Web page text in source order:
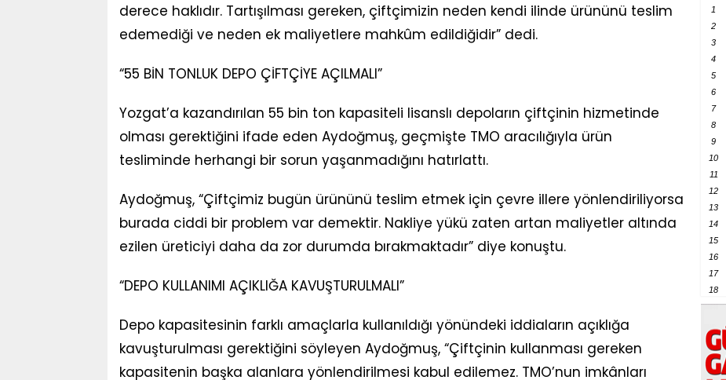
derece haklıdır. Tartışılması gereken, çiftçimizin neden kendi ilinde ürününü teslim
edemediği ve neden ek maliyetlere mahkûm edildiğidir” dedi.
“55 BİN TONLUK DEPO ÇİFTÇİYE AÇILMALI”
Yozgat’a kazandırılan 55 bin ton kapasiteli lisanslı depoların çiftçinin hizmetinde
olması gerektiğini ifade eden Aydoğmuş, geçmişte TMO aracılığıyla ürün
tesliminde herhangi bir sorun yaşanmadığını hatırlattı.
Aydoğmuş, “Çiftçimiz bugün ürününü teslim etmek için çevre illere yönlendiriliyorsa
burada ciddi bir problem var demektir. Nakliye yükü zaten artan maliyetler altında
ezilen üreticiyi daha da zor durumda bırakmaktadır” diye konuştu.
“DEPO KULLANIMI AÇIKLIĞA KAVUŞTURULMALI”
Depo kapasitesinin farklı amaçlarla kullanıldığı yönündeki iddiaların açıklığa
kavuşturulması gerektiğini söyleyen Aydoğmuş, “Çiftçinin kullanması gereken
kapasitenin başka alanlara yönlendirilmesi kabul edilemez. TMO’nun imkânları
1
2
3
4
5
6
7
8
9
10
11
12
13
14
15
16
17
18